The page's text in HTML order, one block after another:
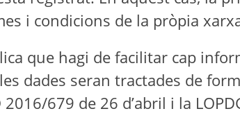
i condicions de la pròpia
que hagi de facilitar cap
dades seran tractades de
679 de 26 d’abril i la